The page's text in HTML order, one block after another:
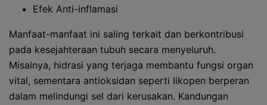
Efek Anti-inflamasi
Manfaat-manfaat ini saling terkait dan berkontribusi
pada kesejahteraan tubuh secara menyeluruh.
Misalnya, hidrasi yang terjaga membantu fungsi organ
vital, sementara antioksidan seperti likopen berperan
dalam melindungi sel dari kerusakan. Kandungan